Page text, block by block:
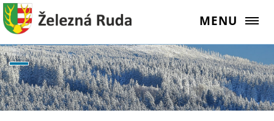
MENU